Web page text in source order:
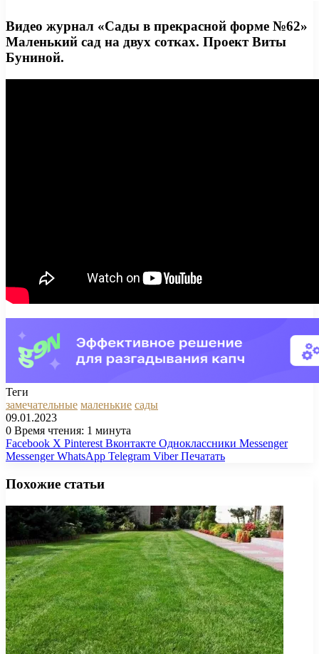
Видео журнал «Сады в прекрасной форме №62»
Маленький сад на двух сотках. Проект Виты
Буниной.
Теги
замечательные маленькие сады
09.01.2023
0 Время чтения: 1 минута
Facebook X Pinterest Вконтакте Одноклассники Messenger
Messenger WhatsApp Telegram Viber Печатать
Похожие статьи